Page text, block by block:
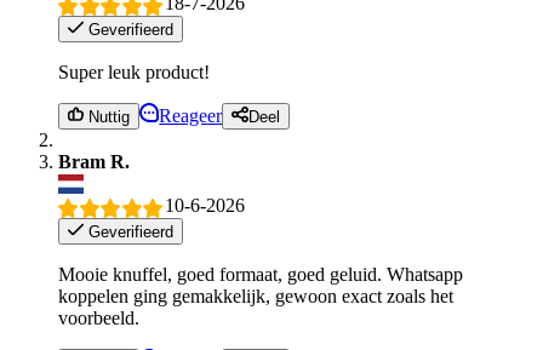
Geverifieerd
Super leuk product!
Nuttig Reageer Deel
Bram R.
10-6-2026
Geverifieerd
Mooie knuffel, goed formaat, goed geluid. Whatsapp
koppelen ging gemakkelijk, gewoon exact zoals het
voorbeeld.